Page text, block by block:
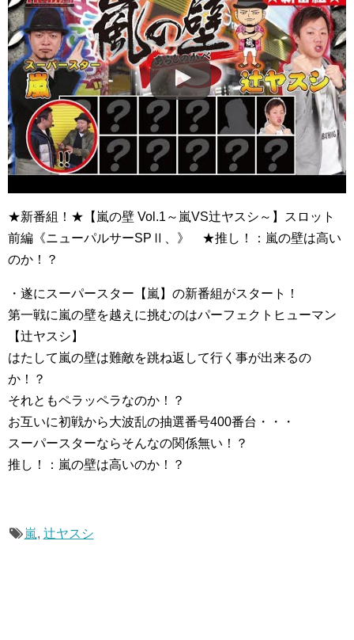
★新番組！★【嵐の壁 Vol.1～嵐VS辻ヤスシ～】スロット
前編《ニューパルサーSPⅡ、》 ★推し！：嵐の壁は高い
のか！？
・遂にスーパースター【嵐】の新番組がスタート！
第一戦に嵐の壁を越えに挑むのはパーフェクトヒューマン
【辻ヤスシ】
はたして嵐の壁は難敵を跳ね返して行く事が出来るの
か！？
それともペラッペラなのか！？
お互いに初戦から大波乱の抽選番号400番台・・・
スーパースターならそんなの関係無い！？
推し！：嵐の壁は高いのか！？
嵐, 辻ヤスシ